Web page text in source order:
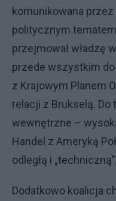
komunikowana przez
politycznym
przejmował władzę
przede wszystkim
z Krajowym Planem
relacji z Brukselą. Do
wewnętrzne –
Handel z Ameryką
odległą i
Dodatkowo koalicja